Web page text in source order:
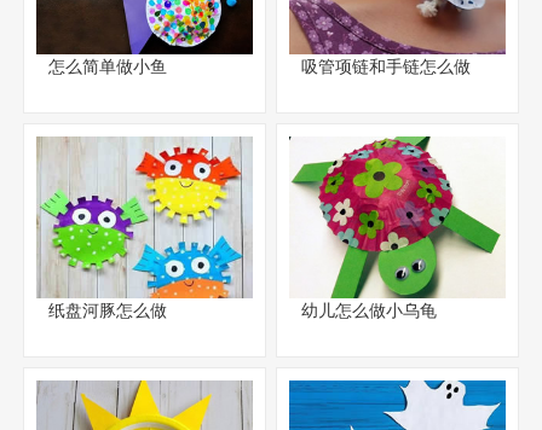
怎么简单做小鱼 吸管项链和手链怎么做
纸盘河豚怎么做 幼儿怎么做小乌龟